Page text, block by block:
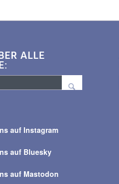
ALLE
auf Instagram
auf Bluesky
auf Mastodon